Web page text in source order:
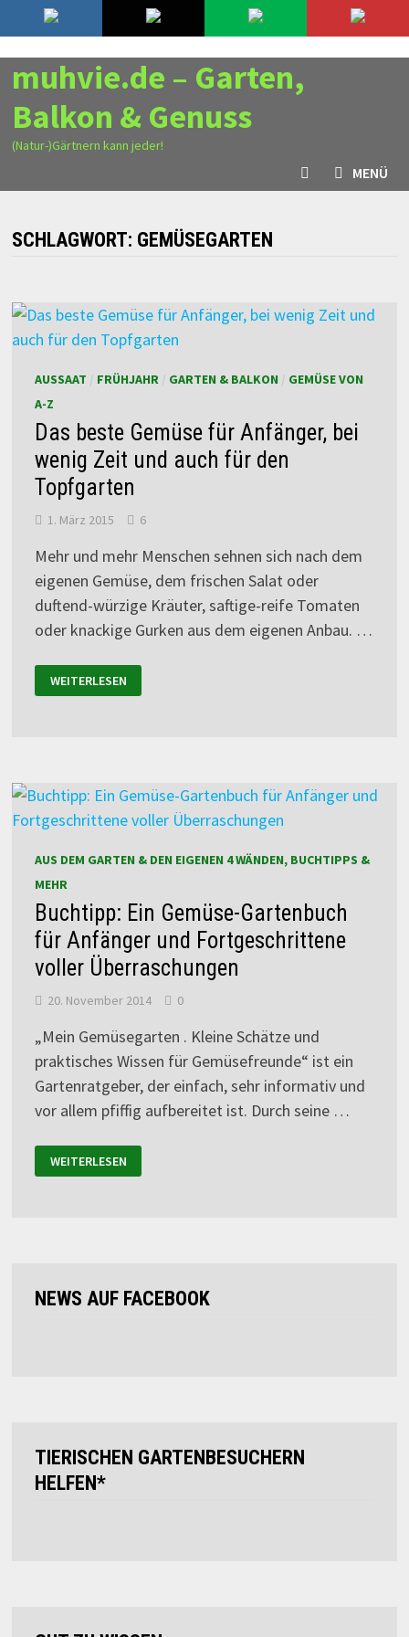
Zurück
zum
Inhalt
10. August 2026
muhvie.de – Garten,
Balkon & Genuss
(Natur-)Gärtnern kann jeder!
MENÜ
SCHLAGWORT: GEMÜSEGARTEN
AUSSAAT FRÜHJAHR/ GARTEN & BALKON
GEMÜSE VON
A-Z
Das beste Gemüse für Anfänger, bei
wenig Zeit und auch für den
Topfgarten
1. März 2015 6
Mehr und mehr Menschen sehnen sich nach dem
eigenen Gemüse, dem frischen Salat oder
duftend-würzige Kräuter, saftige-reife Tomaten
oder knackige Gurken aus dem eigenen Anbau. …
WEITERLESEN
AUS DEM GARTEN & DEN EIGENEN 4 WÄNDEN, BUCHTIPPS &
MEHR
Buchtipp: Ein Gemüse-Gartenbuch
für Anfänger und Fortgeschrittene
voller Überraschungen
20. November 2014 0
„Mein Gemüsegarten . Kleine Schätze und
praktisches Wissen für Gemüsefreunde“ ist ein
Gartenratgeber, der einfach, sehr informativ und
vor allem pfiffig aufbereitet ist. Durch seine …
WEITERLESEN
NEWS AUF FACEBOOK
TIERISCHEN GARTENBESUCHERN
HELFEN*